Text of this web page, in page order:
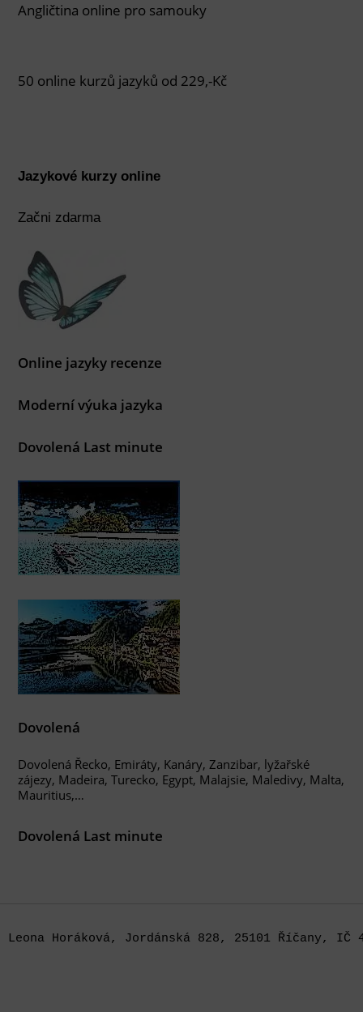
Angličtina online pro samouky
50 online kurzů jazyků od 229,-Kč
Jazykové kurzy online
Začni zdarma
Online jazyky recenze
Moderní výuka jazyka
Dovolená Last minute
Dovolená
Dovolená Řecko, Emiráty, Kanáry, Zanzibar, lyžařské
zájezy, Madeira, Turecko, Egypt, Malajsie, Maledivy, Malta,
Mauritius,…
Dovolená Last minute
Leona Horáková, Jordánská 828, 25101 Říčany,